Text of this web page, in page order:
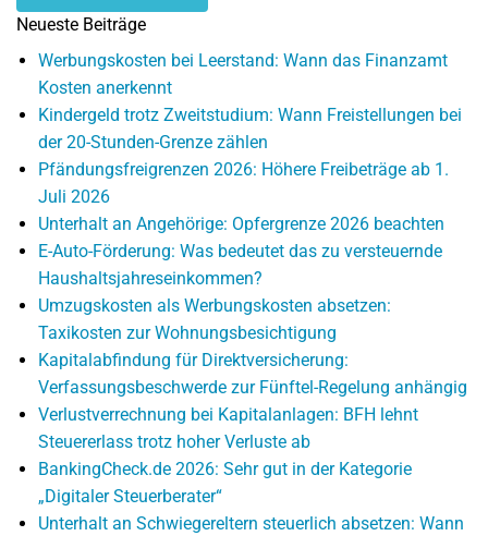
Neueste Beiträge
Werbungskosten bei Leerstand: Wann das Finanzamt
Kosten anerkennt
Kindergeld trotz Zweitstudium: Wann Freistellungen bei
der 20-Stunden-Grenze zählen
Pfändungsfreigrenzen 2026: Höhere Freibeträge ab 1.
Juli 2026
Unterhalt an Angehörige: Opfergrenze 2026 beachten
E-Auto-Förderung: Was bedeutet das zu versteuernde
Haushaltsjahreseinkommen?
Umzugskosten als Werbungskosten absetzen:
Taxikosten zur Wohnungsbesichtigung
Kapitalabfindung für Direktversicherung:
Verfassungsbeschwerde zur Fünftel-Regelung anhängig
Verlustverrechnung bei Kapitalanlagen: BFH lehnt
Steuererlass trotz hoher Verluste ab
BankingCheck.de 2026: Sehr gut in der Kategorie
„Digitaler Steuerberater“
Unterhalt an Schwiegereltern steuerlich absetzen: Wann